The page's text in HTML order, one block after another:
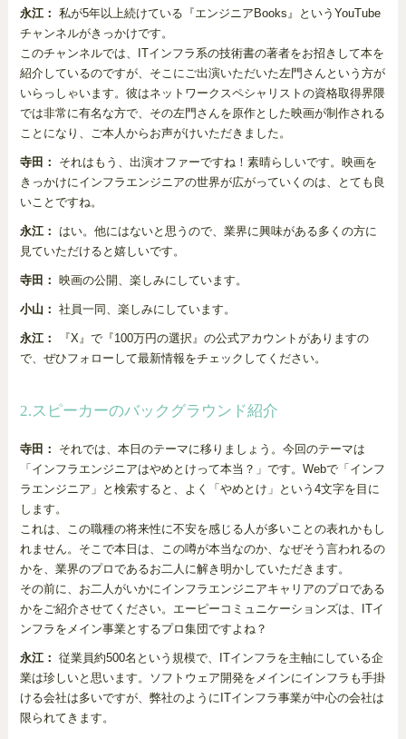
永江： 私が5年以上続けている『エンジニアBooks』というYouTube
チャンネルがきっかけです。
このチャンネルでは、ITインフラ系の技術書の著者をお招きして本を
紹介しているのですが、そこにご出演いただいた左門さんという方が
いらっしゃいます。彼はネットワークスペシャリストの資格取得界隈
では非常に有名な方で、その左門さんを原作とした映画が制作される
ことになり、ご本人からお声がけいただきました。
寺田：
それはもう、出演オファーですね！素晴らしいです。映画を
きっかけにインフラエンジニアの世界が広がっていくのは、とても良
いことですね。
永江：
はい。他にはないと思うので、業界に興味がある多くの方に
見ていただけると嬉しいです。
寺田： 映画の公開、楽しみにしています。
小山： 社員一同、楽しみにしています。
永江：
『X』で『100万円の選択』の公式アカウントがありますの
で、ぜひフォローして最新情報をチェックしてください。
2.スピーカーのバックグラウンド紹介
寺田：
それでは、本日のテーマに移りましょう。今回のテーマは
「インフラエンジニアはやめとけって本当？」です。Webで「インフ
ラエンジニア」と検索すると、よく「やめとけ」という4文字を目に
します。
これは、この職種の将来性に不安を感じる人が多いことの表れかもし
れません。そこで本日は、この噂が本当なのか、なぜそう言われるの
かを、業界のプロであるお二人に解き明かしていただきます。
その前に、お二人がいかにインフラエンジニアキャリアのプロである
かをご紹介させてください。エーピーコミュニケーションズは、ITイ
ンフラをメイン事業とするプロ集団ですよね？
永江： 従業員約500名という規模で、ITインフラを主軸にしている企
業は珍しいと思います。ソフトウェア開発をメインにインフラも手掛
ける会社は多いですが、弊社のようにITインフラ事業が中心の会社は
限られてきます。